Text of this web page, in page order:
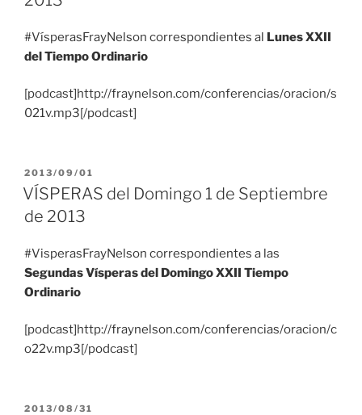
#VísperasFrayNelson correspondientes al Lunes XXII
del Tiempo Ordinario
[podcast]http://fraynelson.com/conferencias/oracion/s
021v.mp3[/podcast]
PUBLICADO
EL
2013/09/01
VÍSPERAS del Domingo 1 de Septiembre
de 2013
#VisperasFrayNelson correspondientes a las
Segundas Vísperas del Domingo XXII Tiempo
Ordinario
[podcast]http://fraynelson.com/conferencias/oracion/c
o22v.mp3[/podcast]
PUBLICADO
2013/08/31